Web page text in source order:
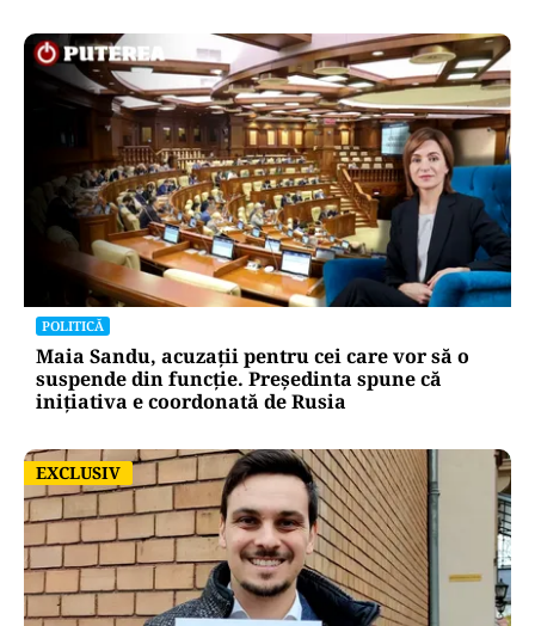
POLITICĂ
Maia Sandu, acuzații pentru cei care vor să o
suspende din funcție. Președinta spune că
inițiativa e coordonată de Rusia
EXCLUSIV
EXCLUSIV